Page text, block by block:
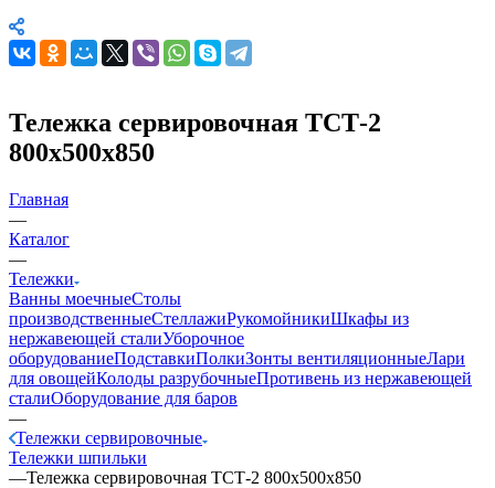
Тележка сервировочная ТСТ-2
800х500х850
Главная
—
Каталог
—
Тележки
Ванны моечныеСтолы
производственныеСтеллажиРукомойникиШкафы из
нержавеющей сталиУборочное
оборудованиеПодставкиПолкиЗонты вентиляционныеЛари
для овощейКолоды разрубочныеПротивень из нержавеющей
сталиОборудование для баров
—
Тележки сервировочные
Тележки шпильки
—Тележка сервировочная ТСТ-2 800х500х850